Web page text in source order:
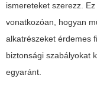
ismereteket szerezz.
vonatkozóan, hogyan
alkatrészeket érdemes
biztonsági szabályokat
egyaránt.